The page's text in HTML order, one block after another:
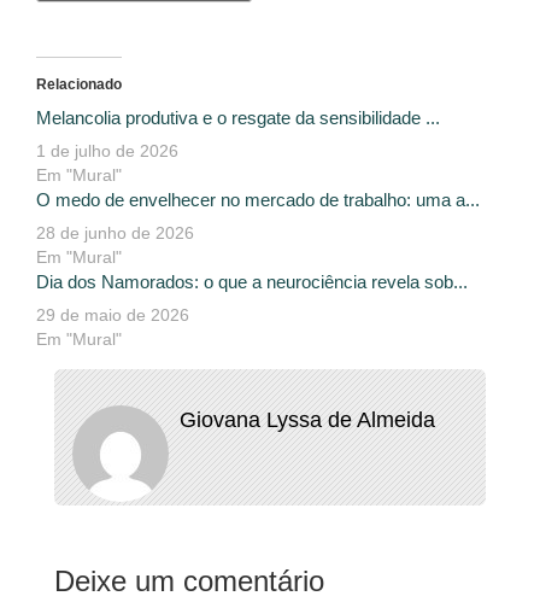
Relacionado
Melancolia produtiva e o resgate da sensibilidade ...
1 de julho de 2026
Em "Mural"
O medo de envelhecer no mercado de trabalho: uma a...
28 de junho de 2026
Em "Mural"
Dia dos Namorados: o que a neurociência revela sob...
29 de maio de 2026
Em "Mural"
Giovana Lyssa de Almeida
Deixe um comentário